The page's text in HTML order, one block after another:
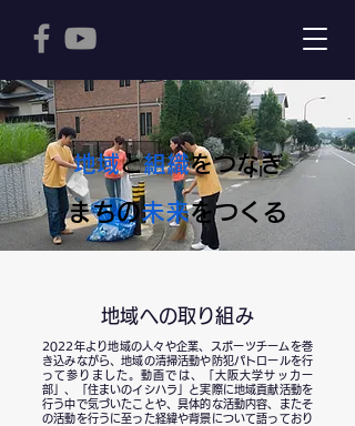
地域と組織をつなぎ
まちの未来をつくる
2022年より地域の人々や企業、スポーツチームを巻
き込みながら、地域の清掃活動や防犯パトロールを行
って参りました。動画では、「大阪大学サッカー
部」、「住まいのイシハラ」と実際に地域貢献活動を
行う中で気づいたことや、具体的な活動内容、またそ
の活動を行うに至った経緯や背景について語っており
地域への取り組み